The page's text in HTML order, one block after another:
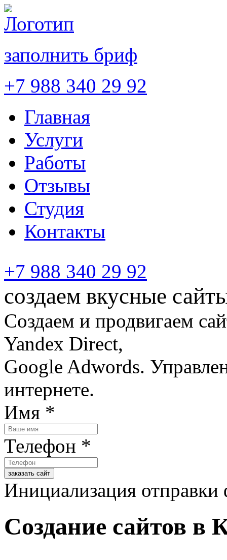
заполнить бриф
+7 988 340 29 92
Главная
Услуги
Работы
Отзывы
Студия
Контакты
+7 988 340 29 92
создаем вкусные
Создаем и продвигаем
Yandex Direct,
Google Adwords.
интернете.
Имя *
Телефон *
заказать сайт
Инициализация
Создание сайтов в